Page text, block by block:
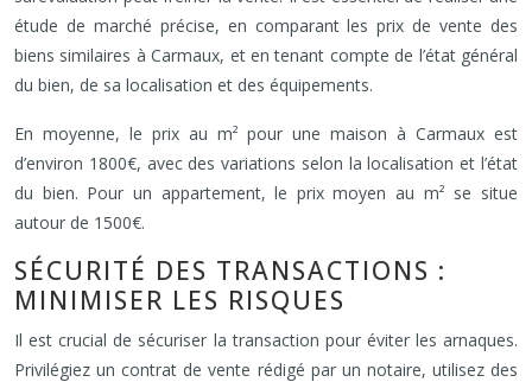
étude de marché précise, en comparant les prix de vente des
biens similaires à Carmaux, et en tenant compte de l’état général
du bien, de sa localisation et des équipements.
En moyenne, le prix au m² pour une maison à Carmaux est
d’environ 1800€, avec des variations selon la localisation et l’état
du bien. Pour un appartement, le prix moyen au m² se situe
autour de 1500€.
SÉCURITÉ DES TRANSACTIONS :
MINIMISER LES RISQUES
Il est crucial de sécuriser la transaction pour éviter les arnaques.
Privilégiez un contrat de vente rédigé par un notaire, utilisez des